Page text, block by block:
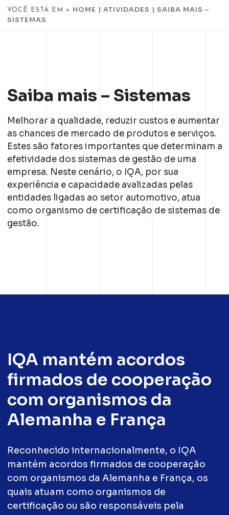
VOCÊ ESTÁ EM > HOME | ATIVIDADES | SAIBA MAIS –
SISTEMAS
Saiba mais – Sistemas
Melhorar a qualidade, reduzir custos e aumentar
as chances de mercado de produtos e serviços.
Estes são fatores importantes que determinam a
efetividade dos sistemas de gestão de uma
empresa. Neste cenário, o IQA, por sua
experiência e capacidade avalizadas pelas
entidades ligadas ao setor automotivo, atua
como organismo de certificação de sistemas de
gestão.
IQA mantém acordos
firmados de cooperação
com organismos da
Alemanha e França
Reconhecido internacionalmente, o IQA
mantém acordos firmados de cooperação
com organismos da Alemanha e França, os
quais atuam como organismos de
certificação ou são responsáveis pela